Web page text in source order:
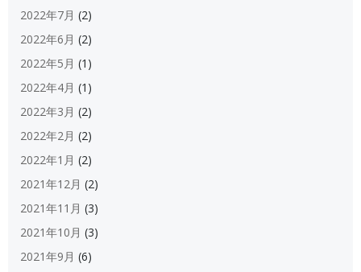
2022年7月 (2)
2022年6月 (2)
2022年5月 (1)
2022年4月 (1)
2022年3月 (2)
2022年2月 (2)
2022年1月 (2)
2021年12月 (2)
2021年11月 (3)
2021年10月 (3)
2021年9月 (6)